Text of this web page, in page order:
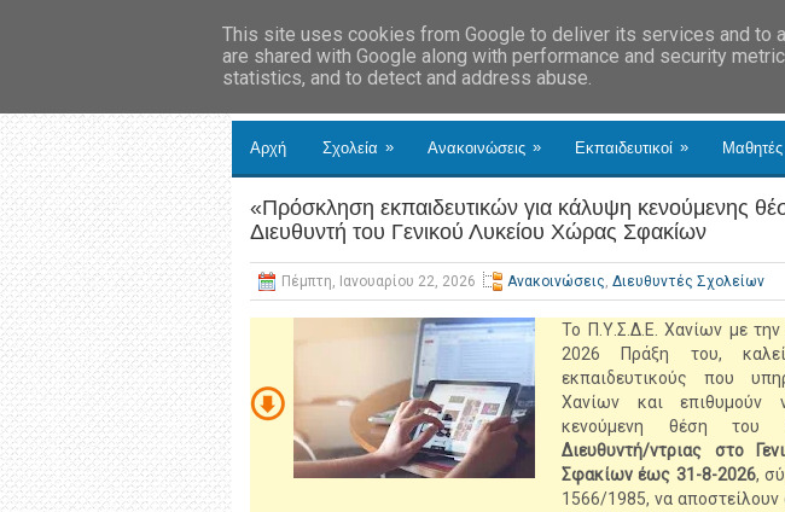
Αρχή Σχολεία » Ανακοινώσεις » Εκπαιδευτικοί » Μαθητές
«Πρόσκληση εκπαιδευτικών για κάλυψη κενούμενης
Διευθυντή του Γενικού Λυκείου Χώρας Σφακίων
Πέμπτη, Ιανουαρίου 22, 2026 Ανακοινώσεις, Διευθυντές Σχολείων
To Π.Υ.Σ.Δ.Ε. Χανίων με
2026 Πράξη του,
εκπαιδευτικούς που
Χανίων και επιθυμούν
κενούμενη θέση του
Διευθυντή/ντριας στο
Σφακίων έως 31-8-2026,
1566/1985, να
This site uses cookies from Google to deliver its services and to
are shared with Google along with performance and security
statistics, and to detect and address abuse.